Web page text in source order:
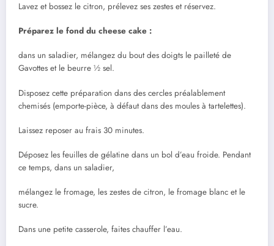
Lavez et bossez le citron, prélevez ses zestes et réservez.
Préparez le fond du cheese cake :
dans un saladier, mélangez du bout des doigts le pailleté de
Gavottes et le beurre ½ sel.
Disposez cette préparation dans des cercles préalablement
chemisés (emporte-pièce, à défaut dans des moules à tartelettes).
Laissez reposer au frais 30 minutes.
Déposez les feuilles de gélatine dans un bol d’eau froide. Pendant
ce temps, dans un saladier,
mélangez le fromage, les zestes de citron, le fromage blanc et le
sucre.
Dans une petite casserole, faites chauffer l’eau.